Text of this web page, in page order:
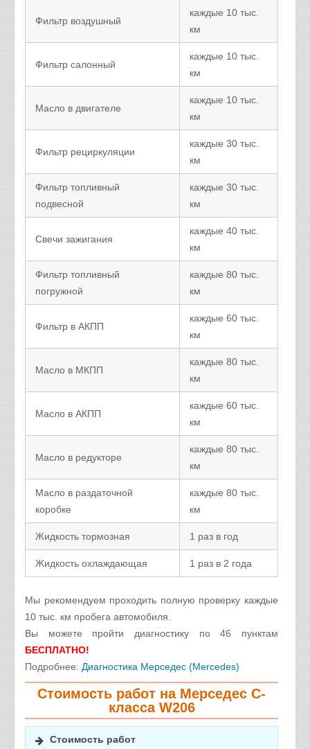
Фильтр воздушный
каждые 10 тыс.
км
Фильтр салонный
каждые 10 тыс.
км
Масло в двигателе
каждые 10 тыс.
км
Фильтр рециркуляции
каждые 30 тыс.
км
Фильтр топливный
подвесной
каждые 30 тыс.
км
Свечи зажигания
каждые 40 тыс.
км
Фильтр топливный
погружной
каждые 80 тыс.
км
Фильтр в АКПП
каждые 60 тыс.
км
Масло в МКПП
каждые 80 тыс.
км
Масло в АКПП
каждые 60 тыс.
км
Масло в редукторе
каждые 80 тыс.
км
Масло в раздаточной
коробке
каждые 80 тыс.
км
Жидкость тормозная 1 раз в год
Жидкость охлаждающая 1 раз в 2 года
Мы рекомендуем проходить полную проверку каждые
10 тыс. км пробега автомобиля.
Вы можете пройти диагностику по 46 пунктам
БЕСПЛАТНО!
Подробнее: Диагностика Мерседес (Mercedes)
Стоимость работ на Мерседес C-
класса W206
Стоимость работ